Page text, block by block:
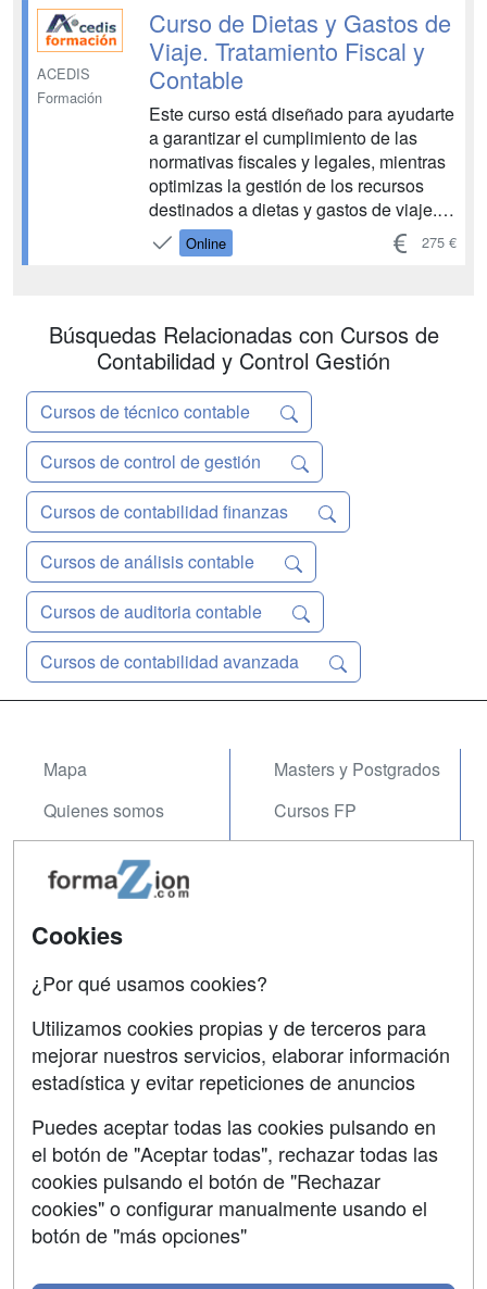
completa del sistema tributario, asimilar
los conceptos básicos d...
ACEDIS
Formación
Curso de Dietas y Gastos de
Viaje. Tratamiento Fiscal y
Contable
Este curso está diseñado para ayudarte
a garantizar el cumplimiento de las
normativas fiscales y legales, mientras
optimizas la gestión de los recursos
destinados a dietas y gastos de viaje.
Aprenderás a diseñar sistemas de
reembolsos eficientes que sean justos
Online 275 €
Búsquedas Relacionadas con Cursos de
Contabilidad y Control Gestión
Cursos de técnico contable
Cursos de control de gestión
Cursos de contabilidad finanzas
Cursos de análisis contable
Cursos de auditoria contable
Cursos de contabilidad avanzada
Mapa
Quienes somos
Acceso Usuarios
Acceso Centros
Masters y Postgrados
Cursos FP
Contactar
Confidencialidad
Copyleft
SÍGUENOS EN:
Cookies
¿Por qué usamos cookies?
Utilizamos cookies propias y de terceros para
mejorar nuestros servicios, elaborar información
estadística y evitar repeticiones de anuncios
Puedes aceptar todas las cookies pulsando en
el botón de "Aceptar todas", rechazar todas las
cookies pulsando el botón de "Rechazar
cookies" o configurar manualmente usando el
botón de "más opciones"